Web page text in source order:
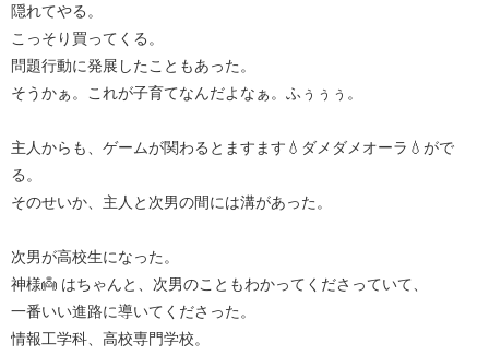
隠れてやる。
こっそり買ってくる。
問題行動に発展したこともあった。
そうかぁ。これが子育てなんだよなぁ。ふぅぅぅ。
主人からも、ゲームが関わるとますます💧ダメダメオーラ💧がで
る。
そのせいか、主人と次男の間には溝があった。
次男が高校生になった。
神様👼 はちゃんと、次男のこともわかってくださっていて、
一番いい進路に導いてくださった。
情報工学科、高校専門学校。